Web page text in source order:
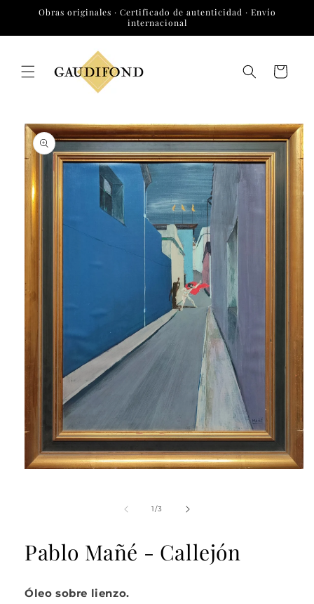
directamente
Obras originales · Certificado de autenticidad · Envío
internacional
Carrito
información
del producto
modal
1/de
3
Pablo Mañé - Callejón
Óleo sobre lienzo.